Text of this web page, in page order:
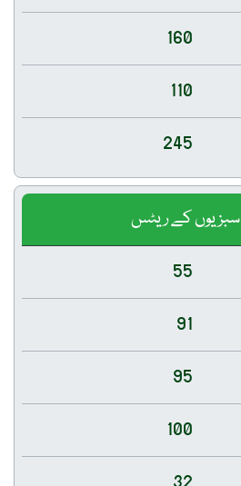
160
110
245
سبزیوں کے ریٹس
55
91
95
100